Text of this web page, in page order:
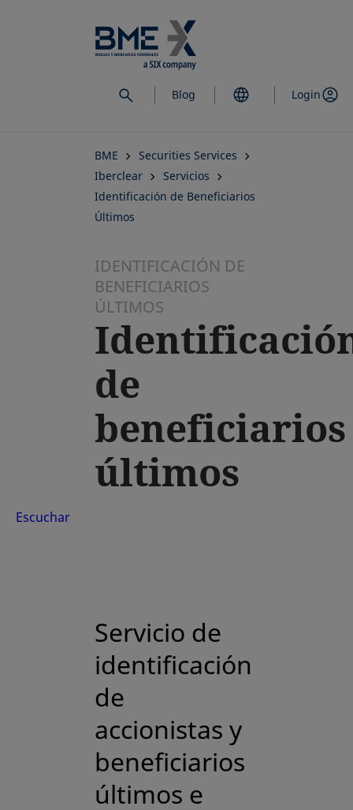
al
contenido
principal
Blog Login
BME
Securities Services
Iberclear
Servicios
Identificación de Beneficiarios
Últimos
IDENTIFICACIÓN DE
BENEFICIARIOS
ÚLTIMOS
de
beneficiarios
últimos
Escuchar
Servicio de
identificación
de
accionistas y
beneficiarios
últimos e